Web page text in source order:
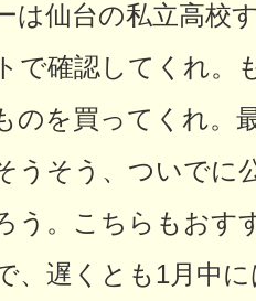
は仙台の私立高校
で確認してくれ。
のを買ってくれ。
うそう、ついでに
う。こちらもおす
、遅くとも1月中